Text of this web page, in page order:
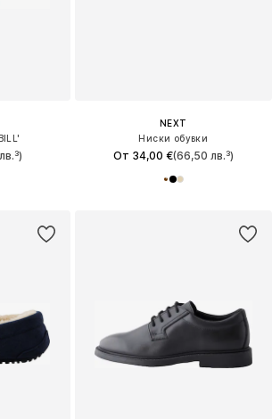
NEXT
Ниски обувки
От 34,00 €(66,50 лв.³)